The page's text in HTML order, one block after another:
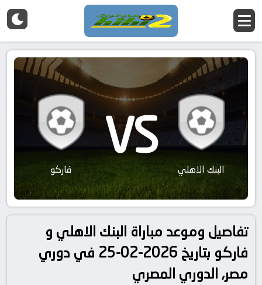
البنك الاهلي VS فاركو
تفاصيل وموعد مباراة البنك الاهلي و
فاركو بتاريخ 2026-02-25 في دوري
مصر, الدوري المصري